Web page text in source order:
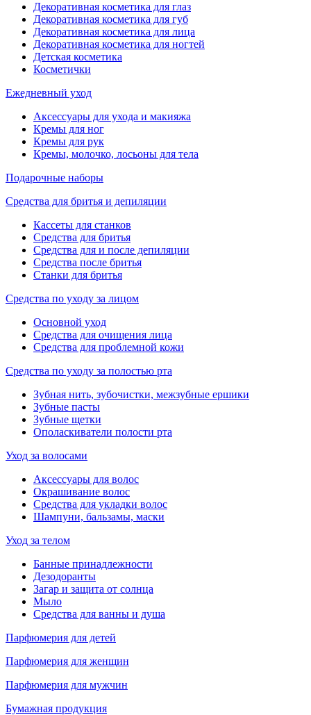
Декоративная косметика для глаз
Декоративная косметика для губ
Декоративная косметика для лица
Декоративная косметика для ногтей
Детская косметика
Косметички
Ежедневный уход
Аксессуары для ухода и макияжа
Кремы для ног
Кремы для рук
Кремы, молочко, лосьоны для тела
Подарочные наборы
Средства для бритья и депиляции
Кассеты для станков
Средства для бритья
Средства для и после депиляции
Средства после бритья
Станки для бритья
Средства по уходу за лицом
Основной уход
Средства для очищения лица
Средства для проблемной кожи
Средства по уходу за полостью рта
Зубная нить, зубочистки, межзубные ершики
Зубные пасты
Зубные щетки
Ополаскиватели полости рта
Уход за волосами
Аксессуары для волос
Окрашивание волос
Средства для укладки волос
Шампуни, бальзамы, маски
Уход за телом
Банные принадлежности
Дезодоранты
Загар и защита от солнца
Мыло
Средства для ванны и душа
Парфюмерия для детей
Парфюмерия для женщин
Парфюмерия для мужчин
Бумажная продукция